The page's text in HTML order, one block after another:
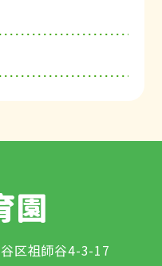
区祖師谷4-3-17